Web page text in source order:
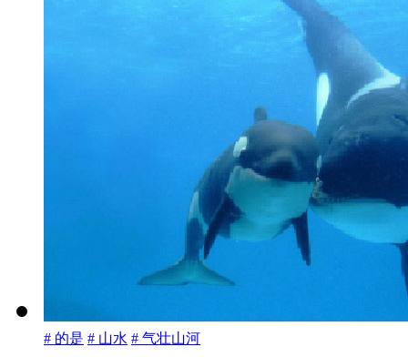
# 的是 # 山水 # 气壮山河